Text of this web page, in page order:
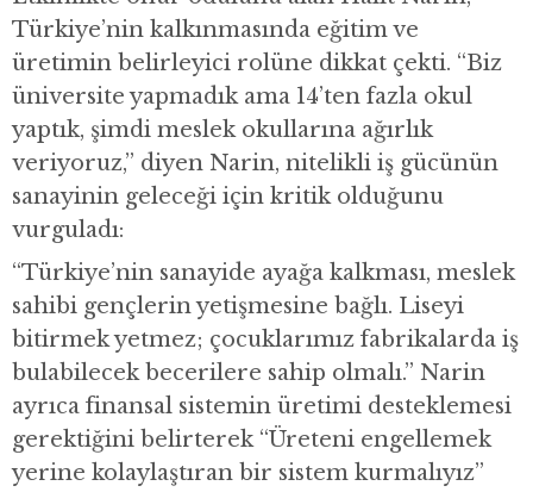
Türkiye’nin kalkınmasında eğitim ve
üretimin belirleyici rolüne dikkat çekti. “Biz
üniversite yapmadık ama 14’ten fazla okul
yaptık, şimdi meslek okullarına ağırlık
veriyoruz,” diyen Narin, nitelikli iş gücünün
sanayinin geleceği için kritik olduğunu
vurguladı:
“Türkiye’nin sanayide ayağa kalkması, meslek
sahibi gençlerin yetişmesine bağlı. Liseyi
bitirmek yetmez; çocuklarımız fabrikalarda iş
bulabilecek becerilere sahip olmalı.” Narin
ayrıca finansal sistemin üretimi desteklemesi
gerektiğini belirterek “Üreteni engellemek
yerine kolaylaştıran bir sistem kurmalıyız”